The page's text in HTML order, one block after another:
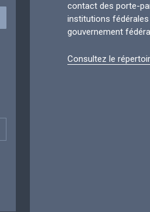
contact des porte-
institutions fédérales
gouvernement
Consultez le